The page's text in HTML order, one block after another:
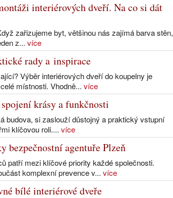
interiérových dveří. Na co si dát
zařizujeme byt, většinou nás zajímá barva stěn,
z... více
rady a inspirace
Výběr interiérových dveří do koupelny je
místnosti. Vhodně... více
krásy a funkčnosti
budova, si zaslouží důstojný a praktický vstupní
klíčovou roli.... více
bezpečnostní agentuře Plzeň
patří mezi klíčové priority každé společnosti.
komplexní prevence v... více
bílé interiérové dveře